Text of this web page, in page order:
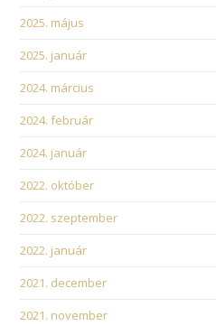
2025. május
2025. január
2024. március
2024. február
2024. január
2022. október
2022. szeptember
2022. január
2021. december
2021. november